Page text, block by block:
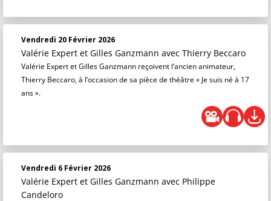
Vendredi 20 Février 2026
Valérie Expert et Gilles Ganzmann avec Thierry Beccaro
Valérie Expert et Gilles Ganzmann reçoivent l’ancien animateur,
Thierry Beccaro, à l’occasion de sa pièce de théâtre « Je suis né à 17
ans ».
Vendredi 6 Février 2026
Valérie Expert et Gilles Ganzmann avec Philippe
Candeloro